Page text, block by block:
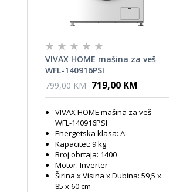
VIVAX HOME mašina za veš
WFL-140916PSI
799,00 KM 719,00 KM
VIVAX HOME mašina za veš
WFL-140916PSI
Energetska klasa: A
Kapacitet: 9 kg
Broj obrtaja: 1400
Motor: Inverter
Širina x Visina x Dubina: 59,5 x
85 x 60 cm